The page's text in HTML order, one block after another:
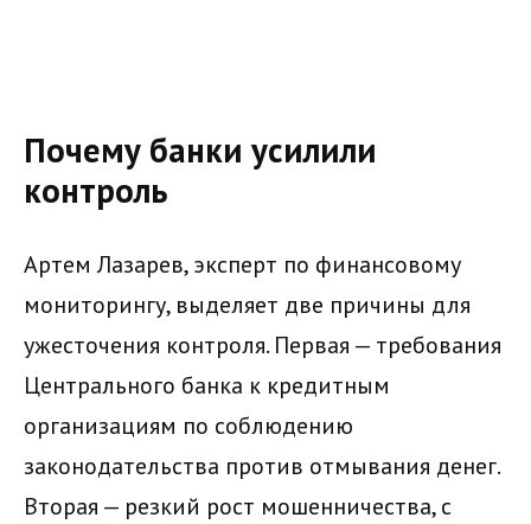
Почему банки усилили
контроль
Артем Лазарев, эксперт по финансовому
мониторингу, выделяет две причины для
ужесточения контроля. Первая — требования
Центрального банка к кредитным
организациям по соблюдению
законодательства против отмывания денег.
Вторая — резкий рост мошенничества, с